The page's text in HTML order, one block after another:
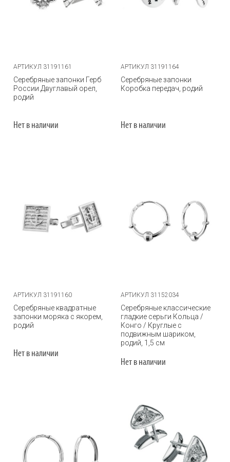
АРТИКУЛ 31191161
Серебряные запонки Герб
России Двуглавый орел,
родий
Нет в наличии
АРТИКУЛ 31191164
Серебряные запонки
Коробка передач, родий
Нет в наличии
АРТИКУЛ 31191160
Серебряные квадратные
запонки моряка с якорем,
родий
Нет в наличии
АРТИКУЛ 31152034
Серебряные классические
гладкие серьги Кольца /
Конго / Круглые с
подвижным шариком,
родий, 1,5 см
Нет в наличии